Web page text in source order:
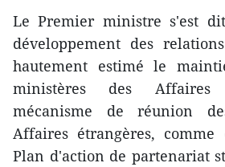
Le Premier ministre s'est
développement des
hautement estimé le
ministères des Affaires
mécanisme de réunion
Affaires étrangères,
Plan d'action de partenariat